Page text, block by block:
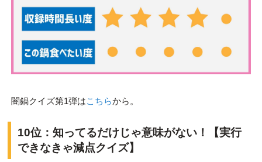
闇鍋クイズ第1弾はこちらから。
10位：知ってるだけじゃ意味がない！【実行
できなきゃ減点クイズ】